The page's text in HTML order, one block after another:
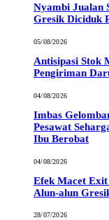
Nyambi Jualan
Gresik Diciduk
05/08/2026
Antisipasi Stok
Pengiriman
04/08/2026
Imbas
Pesawat
Ibu Berobat
04/08/2026
Efek Macet
Alun-alun
28/07/2026